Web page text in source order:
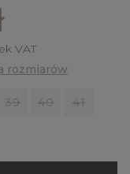
VAT
rozmiarów
39 40 41